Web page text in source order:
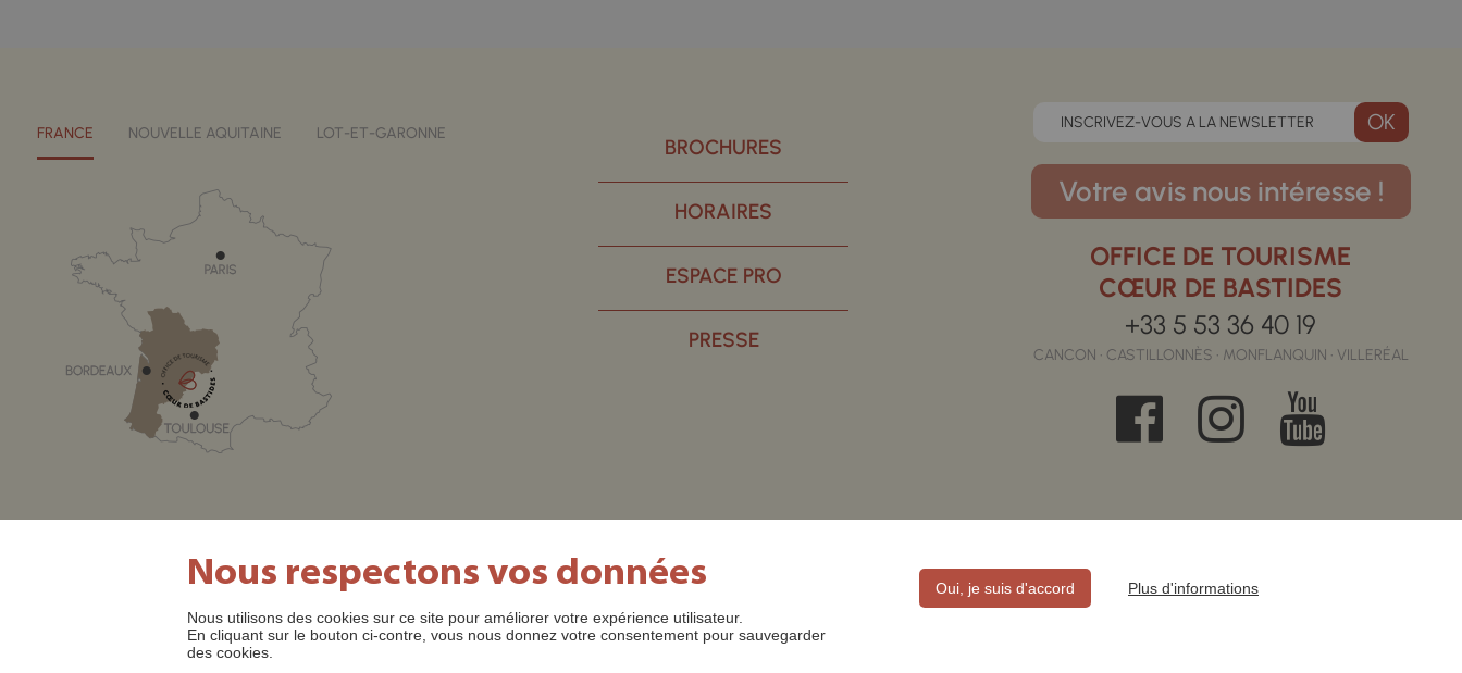
FRANCE NOUVELLE AQUITAINE LOT-ET-GARONNE
BROCHURES
HORAIRES
ESPACE PRO
PRESSE
INSCRIVEZ-VOUS A LA NEWSLETTER
Votre avis nous intéresse !
OFFICE DE TOURISME
CŒUR DE BASTIDES
+33 5 53 36 40 19
CANCON • CASTILLONNÈS • MONFLANQUIN • VILLERÉAL
SITE OFFICIEL DE L'OFFICE DE TOURISME CŒUR DE BASTIDES ©2022 MENTIONS LÉGALES
Nous respectons vos données
Nous utilisons des cookies sur ce site pour améliorer votre expérience utilisateur.
En cliquant sur le bouton ci-contre, vous nous donnez votre consentement pour sauvegarder
des cookies.
Oui, je suis d'accord Plus d'informations